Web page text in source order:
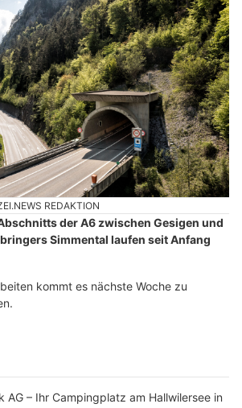
REDAKTION
der A6 zwischen Gesigen und
Simmental laufen seit Anfang
kommt es nächste Woche zu